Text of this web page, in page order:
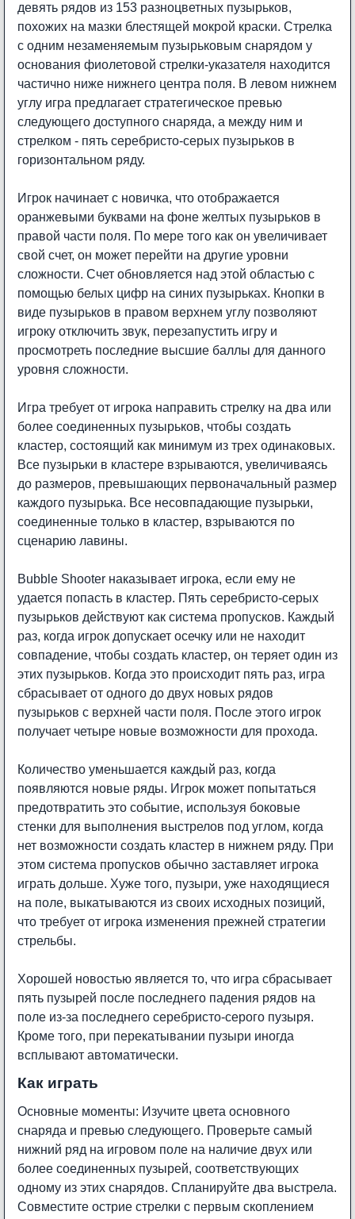
девять рядов из 153 разноцветных пузырьков,
похожих на мазки блестящей мокрой краски. Стрелка
с одним незаменяемым пузырьковым снарядом у
основания фиолетовой стрелки-указателя находится
частично ниже нижнего центра поля. В левом нижнем
углу игра предлагает стратегическое превью
следующего доступного снаряда, а между ним и
стрелком - пять серебристо-серых пузырьков в
горизонтальном ряду.
Игрок начинает с новичка, что отображается
оранжевыми буквами на фоне желтых пузырьков в
правой части поля. По мере того как он увеличивает
свой счет, он может перейти на другие уровни
сложности. Счет обновляется над этой областью с
помощью белых цифр на синих пузырьках. Кнопки в
виде пузырьков в правом верхнем углу позволяют
игроку отключить звук, перезапустить игру и
просмотреть последние высшие баллы для данного
уровня сложности.
Игра требует от игрока направить стрелку на два или
более соединенных пузырьков, чтобы создать
кластер, состоящий как минимум из трех одинаковых.
Все пузырьки в кластере взрываются, увеличиваясь
до размеров, превышающих первоначальный размер
каждого пузырька. Все несовпадающие пузырьки,
соединенные только в кластер, взрываются по
сценарию лавины.
Bubble Shooter наказывает игрока, если ему не
удается попасть в кластер. Пять серебристо-серых
пузырьков действуют как система пропусков. Каждый
раз, когда игрок допускает осечку или не находит
совпадение, чтобы создать кластер, он теряет один из
этих пузырьков. Когда это происходит пять раз, игра
сбрасывает от одного до двух новых рядов
пузырьков с верхней части поля. После этого игрок
получает четыре новые возможности для прохода.
Количество уменьшается каждый раз, когда
появляются новые ряды. Игрок может попытаться
предотвратить это событие, используя боковые
стенки для выполнения выстрелов под углом, когда
нет возможности создать кластер в нижнем ряду. При
этом система пропусков обычно заставляет игрока
играть дольше. Хуже того, пузыри, уже находящиеся
на поле, выкатываются из своих исходных позиций,
что требует от игрока изменения прежней стратегии
стрельбы.
Хорошей новостью является то, что игра сбрасывает
пять пузырей после последнего падения рядов на
поле из-за последнего серебристо-серого пузыря.
Кроме того, при перекатывании пузыри иногда
всплывают автоматически.
Как играть
Основные моменты: Изучите цвета основного
снаряда и превью следующего. Проверьте самый
нижний ряд на игровом поле на наличие двух или
более соединенных пузырей, соответствующих
одному из этих снарядов. Спланируйте два выстрела.
Совместите острие стрелки с первым скоплением